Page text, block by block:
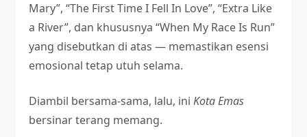
Mary”, “The First Time I Fell In Love”, “Extra Like
a River”, dan khususnya “When My Race Is Run”
yang disebutkan di atas — memastikan esensi
emosional tetap utuh selama.
Diambil bersama-sama, lalu, iniKota Emas
bersinar terang memang.